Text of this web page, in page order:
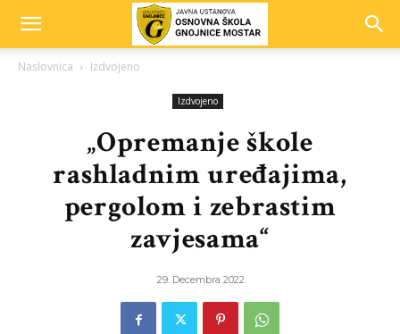
Naslovnica Izdvojeno
Izdvojeno
„Opremanje škole
rashladnim uređajima,
pergolom i zebrastim
zavjesama“
29. Decembra 2022.